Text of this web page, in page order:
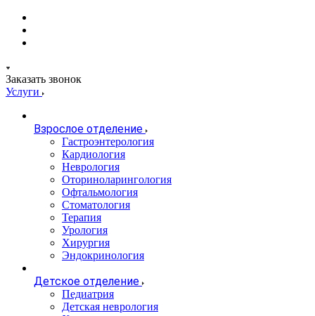
Заказать звонок
Услуги
Взрослое отделение
Гастроэнтерология
Кардиология
Неврология
Оториноларингология
Офтальмология
Стоматология
Терапия
Урология
Хирургия
Эндокринология
Детское отделение
Педиатрия
Детская неврология